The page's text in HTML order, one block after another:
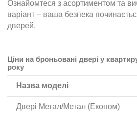
Ознайомтеся з асортиментом та
варіант – ваша безпека
дверей.
Ціни на броньовані двері у
року
Назва моделі
Двері Метал/Метал (Економ)